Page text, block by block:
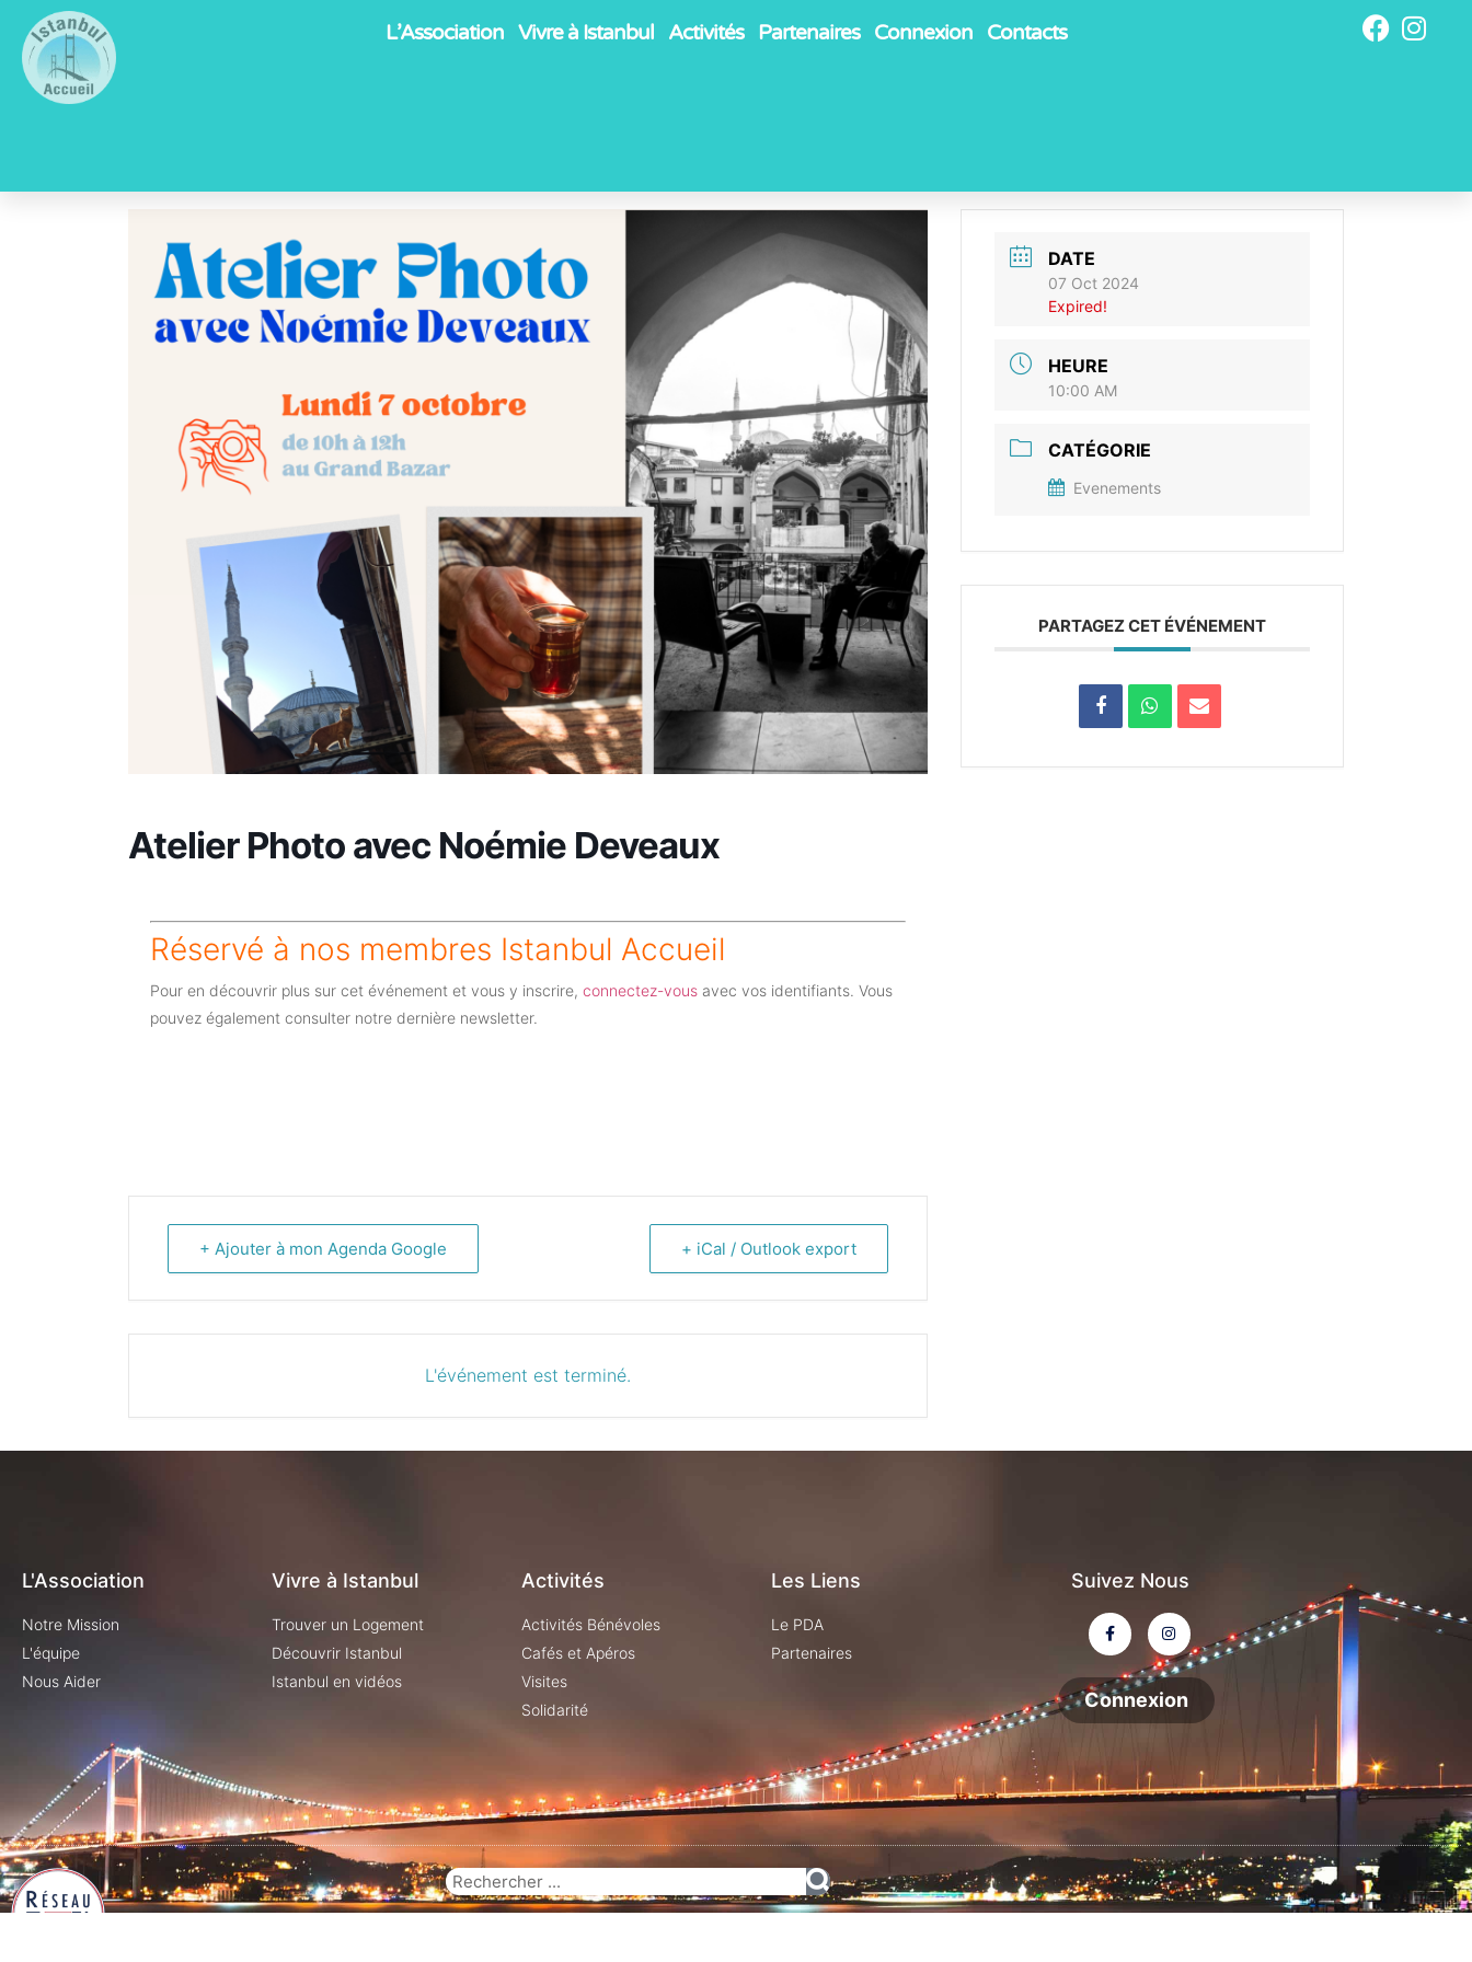
L’Association Vivre à Istanbul Activités Partenaires Connexion Contacts
Atelier Photo avec Noémie Deveaux
Réservé à nos membres Istanbul Accueil
Pour en découvrir plus sur cet événement et vous y inscrire, connectez-vous avec vos identifiants. Vous
pouvez également consulter notre dernière newsletter.
+ Ajouter à mon Agenda Google + iCal / Outlook export
L'événement est terminé.
DATE
07 Oct 2024
Expired!
HEURE
10:00 AM
CATÉGORIE
Evenements
PARTAGEZ CET ÉVÉNEMENT
L'Association
Notre Mission
L'équipe
Nous Aider
Vivre à Istanbul
Trouver un Logement
Découvrir Istanbul
Istanbul en vidéos
Activités
Activités Bénévoles
Cafés et Apéros
Visites
Solidarité
Les Liens
Le PDA
Partenaires
Suivez Nous
Connexion